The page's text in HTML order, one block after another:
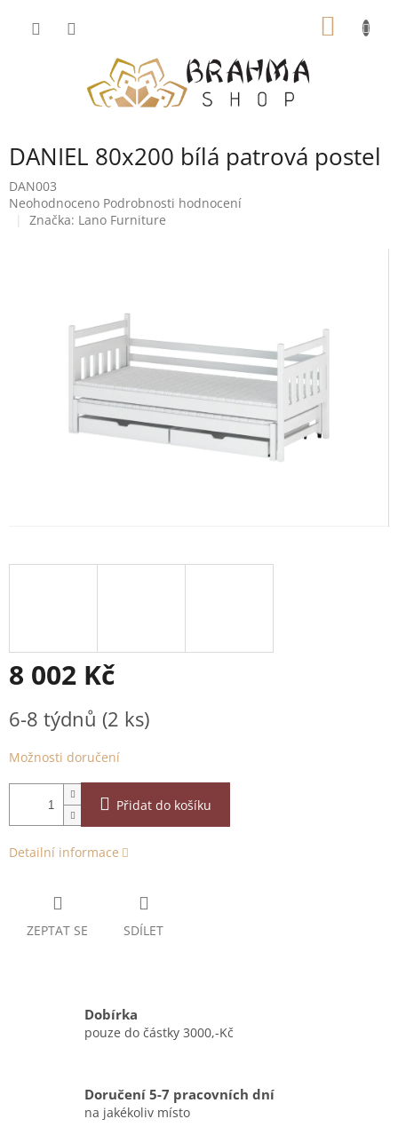
DANIEL 80x200 bílá patrová postel
DAN003
Průměrné
hodnocení
Neohodnoceno Podrobnosti hodnocení
Značka: Lano Furniture
8 002 Kč
cena:
6-8 týdnů (2 ks)
Možnosti doručení
Přidat do košíku
Detailní informace
ZEPTAT SE SDÍLET
Dobírka
pouze do částky 3000,-Kč
Doručení 5-7 pracovních dní
na jakékoliv místo